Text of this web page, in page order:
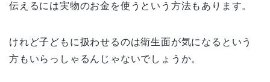
伝えるには実物のお金を使うという方法もあります。
けれど子どもに扱わせるのは衛生面が気になるという
方もいらっしゃるんじゃないでしょうか。